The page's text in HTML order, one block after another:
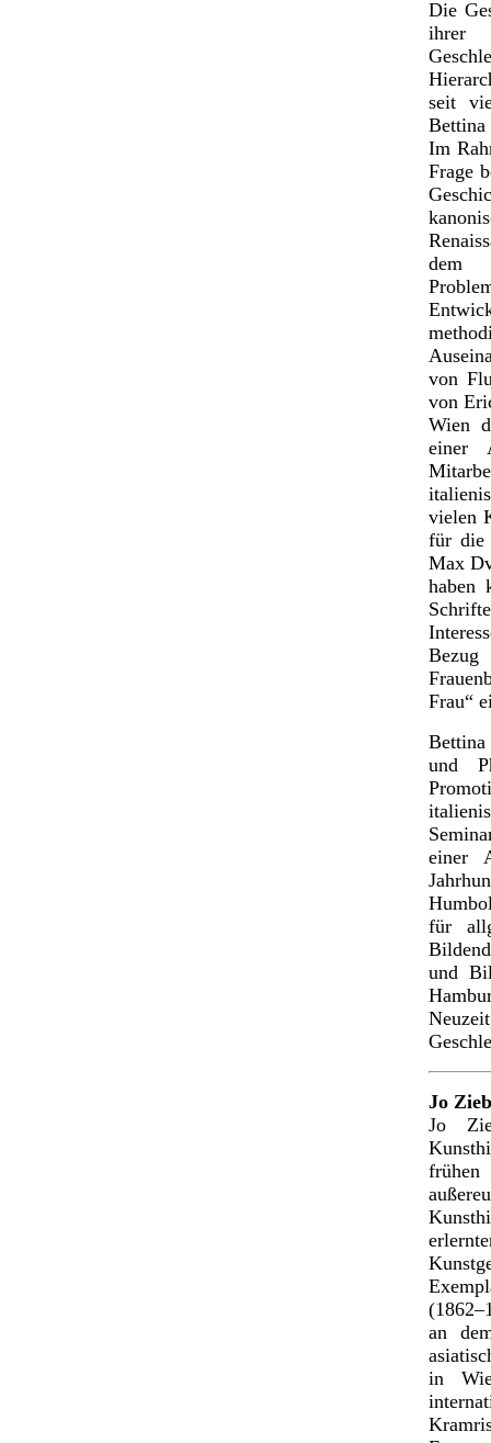
Die
ihrer
seit
Bettina
Im
Frage
dem
von
von
Wien
einer
vielen
für die
Max
haben
Frau“
und
einer
für
und
Jo
Jo
an
in